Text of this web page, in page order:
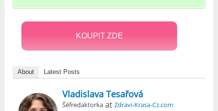
KOUPIT ZDE
About Latest Posts
Vladislava Tesařová
Šéfredaktorka atZdravi-Krasa-Cz.com